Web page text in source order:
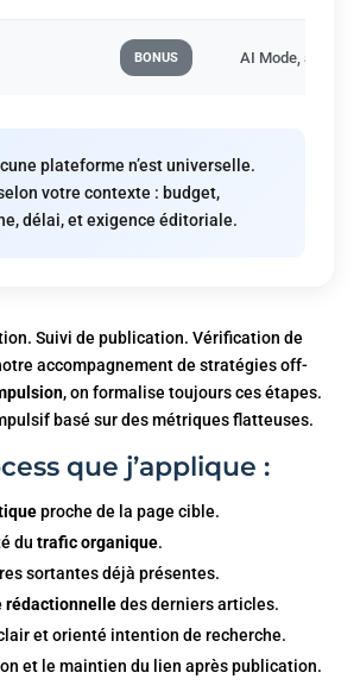
BONUS AI Mode,
plateforme n’est universelle.
votre contexte : budget,
délai, et exigence éditoriale.
Suivi de publication. Vérification de
accompagnement de stratégies off-
, on formalise toujours ces étapes.
basé sur des métriques flatteuses.
que j’applique :
proche de la page cible.
dutrafic organique.
sortantes déjà présentes.
rédactionnelledes derniers articles.
et orienté intention de recherche.
et le maintien du lien après publication.